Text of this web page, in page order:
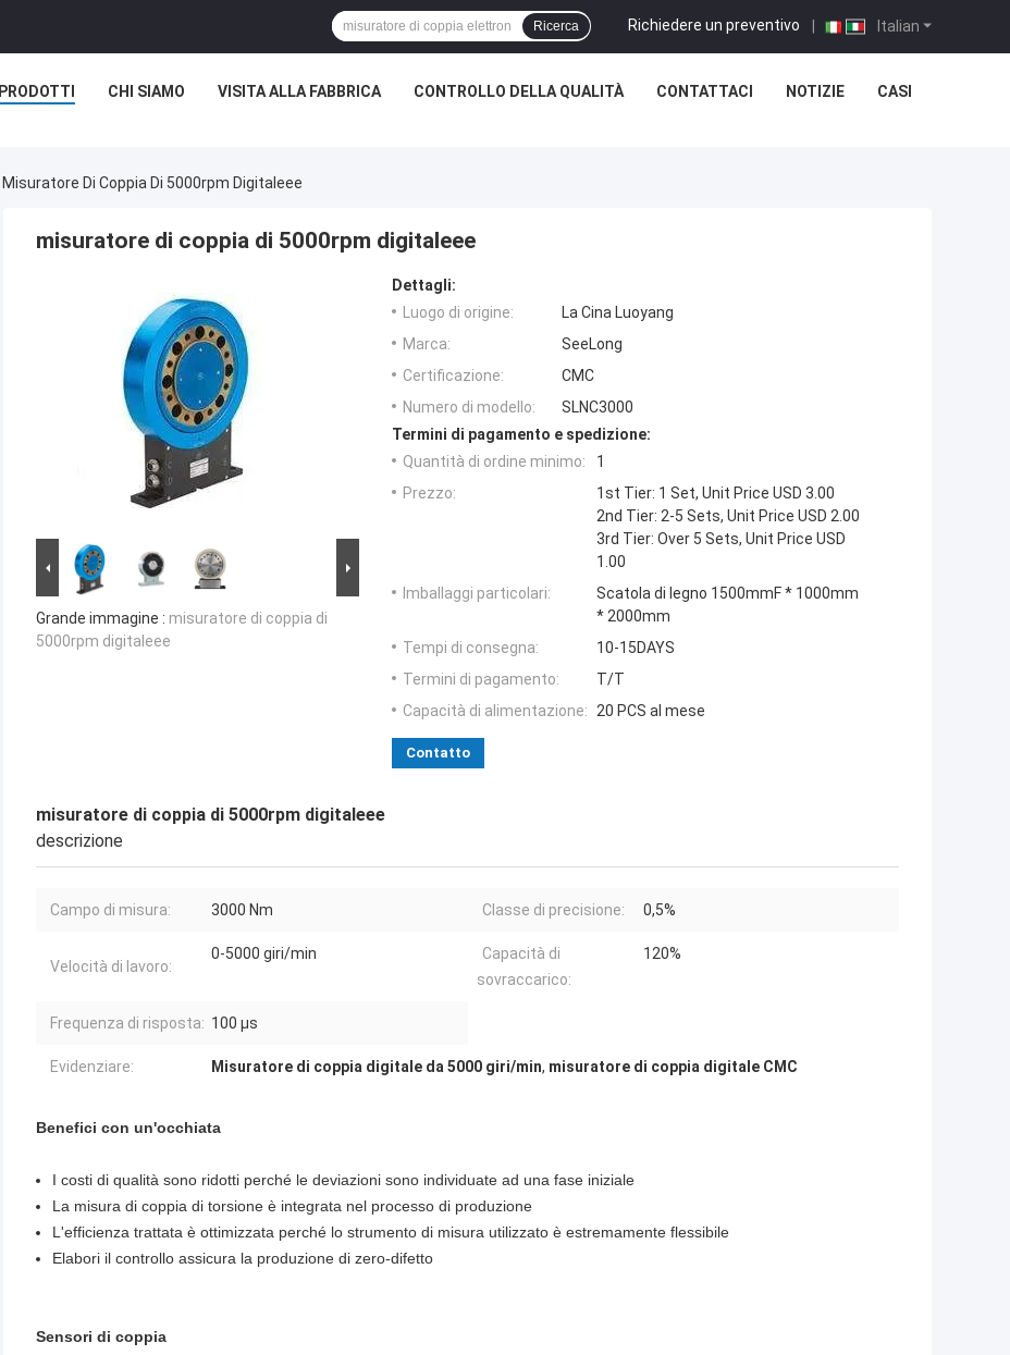
Italian
Richiedere un preventivo |
Ricerca
PRODOTTI CHI SIAMO VISITA ALLA FABBRICA CONTROLLO DELLA QUALITÀ CONTATTACI NOTIZIE CASI
Misuratore Di Coppia Di 5000rpm Digitaleee
misuratore di coppia di 5000rpm digitaleee
Grande immagine : misuratore di coppia di
5000rpm digitaleee
Dettagli:
Luogo di origine:
La Cina Luoyang
Marca:
SeeLong
Certificazione:
CMC
Numero di modello:
SLNC3000
Termini di pagamento e spedizione:
Quantità di ordine minimo:
1
Prezzo:
1st Tier: 1 Set, Unit Price USD 3.00
2nd Tier: 2-5 Sets, Unit Price USD 2.00
3rd Tier: Over 5 Sets, Unit Price USD
1.00
Imballaggi particolari:
Scatola di legno 1500mmF * 1000mm
* 2000mm
Tempi di consegna:
10-15DAYS
Termini di pagamento:
T/T
Capacità di alimentazione: 20 PCS al mese
Contatto
misuratore di coppia di 5000rpm digitaleee
descrizione
Campo di misura: 3000 Nm Classe di precisione: 0,5%
Velocità di lavoro:
0-5000 giri/min
Capacità di
sovraccarico:
120%
Frequenza di risposta: 100 μs
Evidenziare: Misuratore di coppia digitale da 5000 giri/min, misuratore di coppia digitale CMC
Benefici con un'occhiata
I costi di qualità sono ridotti perché le deviazioni sono individuate ad una fase iniziale
La misura di coppia di torsione è integrata nel processo di produzione
L'efficienza trattata è ottimizzata perché lo strumento di misura utilizzato è estremamente flessibile
Elabori il controllo assicura la produzione di zero-difetto
Sensori di coppia